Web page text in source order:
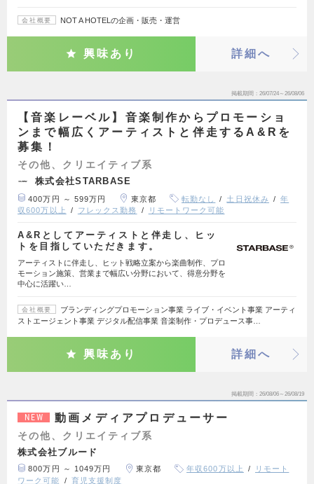
会社概要 NOT A HOTELの企画・販売・運営
興味あり 詳細へ
掲載期間 26/07/24～26/08/06
【音楽レーベル】音楽制作からプロモーショ
ンまで幅広くアーティストと伴走するA&Rを
募集！
その他、クリエイティブ系
株式会社STARBASE
400万円 ～ 599万円 東京都 転勤なし 土日祝休み
年
収600万以上
フレックス勤務 リモートワーク可能
A&Rとしてアーティストと伴走し、ヒッ
トを目指していただきます。
アーティストに伴走し、ヒット戦略立案から楽曲制作、プロ
モーション施策、営業まで幅広い分野において、得意分野を
中心に活躍い…
会社概要
ブランディングプロモーション事業 ライブ・イベント事業 アーティ
ストエージェント事業 デジタル配信事業 音楽制作・プロデュース事…
興味あり 詳細へ
掲載期間 26/08/06～26/08/19
NEW 動画メディアプロデューサー
その他、クリエイティブ系
株式会社ブルード
800万円 ～ 1049万円 東京都 年収600万以上
リモート
ワーク可能
育児支援制度